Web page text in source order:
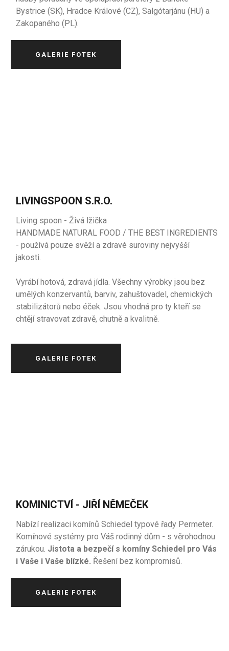
Bystrice (SK), Hradce Králové (CZ),Salgótarjánu (HU) a
Zakopaného (PL).
GALERIE FOTEK
LIVINGSPOON S.R.O.
Living spoon - Živá lžička
HANDMADE NATURAL FOOD / THE BEST INGREDIENTS
- používá pouze svěží a zdravé suroviny nejvyšší
jakosti.
Vyrábí hotová, zdravá jídla. Všechny výrobky jsou bez
umělých konzervantů, barviv, zahuštovadel, chemických
stabilizátorů nebo éček. Jsou vhodná pro ty kteří se
chtějí stravovat zdravě, chutně a kvalitně.
GALERIE FOTEK
KOMINICTVÍ - JIŘÍ NĚMEČEK
Nabízí realizaci komínů Schiedel typové řady Permeter.
Komínové systémy pro Váš rodinný dům - s věrohodnou
zárukou. Jistota a bezpečí s komíny Schiedel pro Vás
i Vaše i Vaše blízké. Řešení bez kompromisů.
GALERIE FOTEK